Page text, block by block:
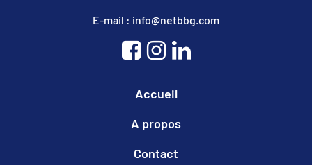
E-mail : info@netbbg.com
Accueil
A propos
Contact